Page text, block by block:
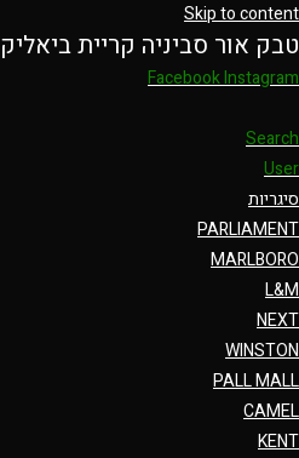
Skip to content
טבק אור סביניה קריית ביאליק
FacebookInstagram
Search
User
סיגריות
PARLIAMENT
MARLBORO
L&M
NEXT
WINSTON
PALL MALL
CAMEL
KENT